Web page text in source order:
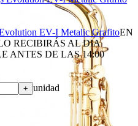
EV-I Metalic GrafitoEN
RECIBIRÁS AL DIA
ANTES DE LAS 14:00
+ unidad